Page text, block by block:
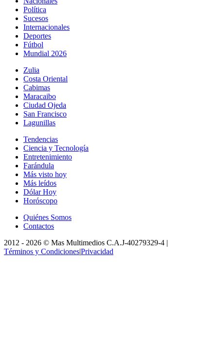
Política
Sucesos
Internacionales
Deportes
Fútbol
Mundial 2026
Zulia
Costa Oriental
Cabimas
Maracaibo
Ciudad Ojeda
San Francisco
Lagunillas
Tendencias
Ciencia y Tecnología
Entretenimiento
Farándula
Más visto hoy
Más leídos
Dólar Hoy
Horóscopo
Quiénes Somos
Contactos
2012 - 2026 © Mas Multimedios C.A.J-40279329-4 |
Términos y Condiciones|Privacidad